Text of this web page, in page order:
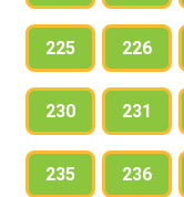
225 226
230 231
235 236